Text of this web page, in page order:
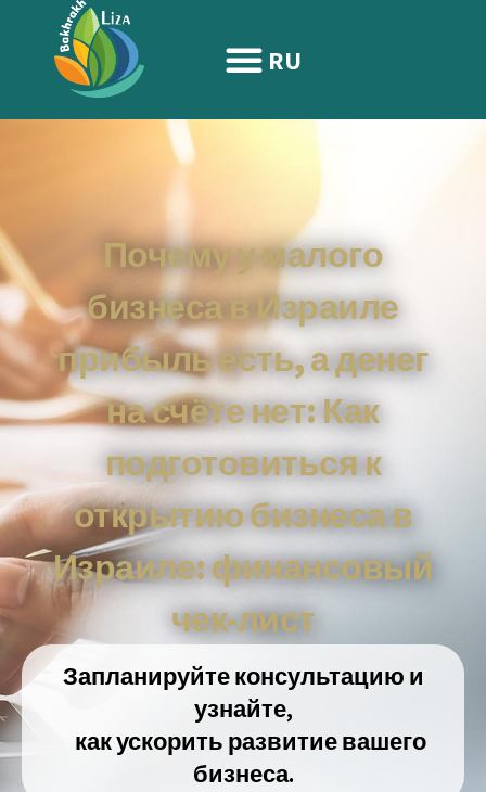
содержимому
RU
Почему у малого
бизнеса в Израиле
прибыль есть, а денег
на счёте нет: Как
подготовиться к
открытию бизнеса в
Израиле: финансовый
чек-лист
Запланируйте консультацию и
узнайте,
как ускорить развитие вашего
бизнеса.